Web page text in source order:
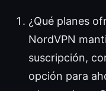
¿Qué planes
NordVPN
suscripción,
opción para